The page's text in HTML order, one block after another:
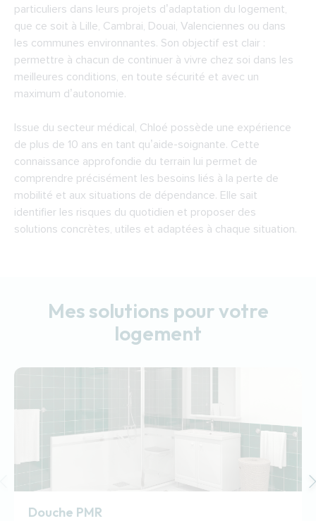
particuliers dans leurs projets d’adaptation du logement,
que ce soit à Lille, Cambrai, Douai, Valenciennes ou dans
les communes environnantes. Son objectif est clair :
permettre à chacun de continuer à vivre chez soi dans les
meilleures conditions, en toute sécurité et avec un
maximum d’autonomie.
Issue du secteur médical, Chloé possède une expérience
de plus de 10 ans en tant qu’aide-soignante. Cette
connaissance approfondie du terrain lui permet de
comprendre précisément les besoins liés à la perte de
mobilité et aux situations de dépendance. Elle sait
identifier les risques du quotidien et proposer des
solutions concrètes, utiles et adaptées à chaque situation.
Mes solutions pour votre
logement
Douche PMR